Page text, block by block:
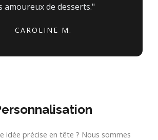
amoureux de desserts."
CAROLINE M.
idée précise en tête ? Nous sommes